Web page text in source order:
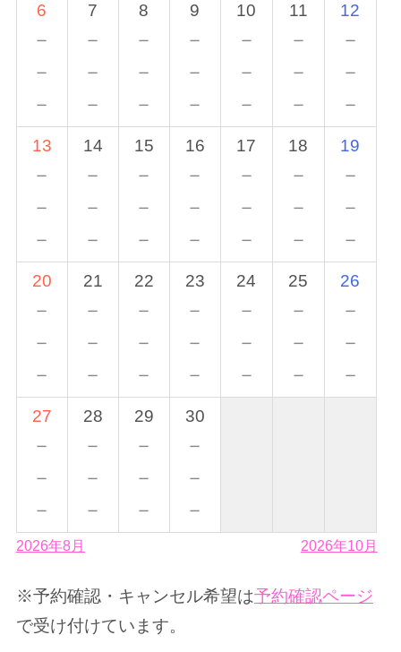
6
－
－
－
7
－
－
－
8
－
－
－
9
－
－
－
10
－
－
－
11
－
－
－
12
－
－
－
13
－
－
－
14
－
－
－
15
－
－
－
16
－
－
－
17
－
－
－
18
－
－
－
19
－
－
－
20
－
－
－
21
－
－
－
22
－
－
－
23
－
－
－
24
－
－
－
25
－
－
－
26
－
－
－
27
－
－
－
28
－
－
－
29
－
－
－
30
－
－
－
2026年8月 2026年10月
※予約確認・キャンセル希望は予約確認ページ
で受け付けています。